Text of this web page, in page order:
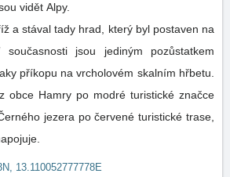
vidět Alpy.
a stával tady hrad, který byl postaven na
jsou jediným pozůstatkem
příkopu na vrcholovém skalním hřbetu.
obce Hamry po modré turistické značce
jezera po červené turistické trase,
13.110052777778E